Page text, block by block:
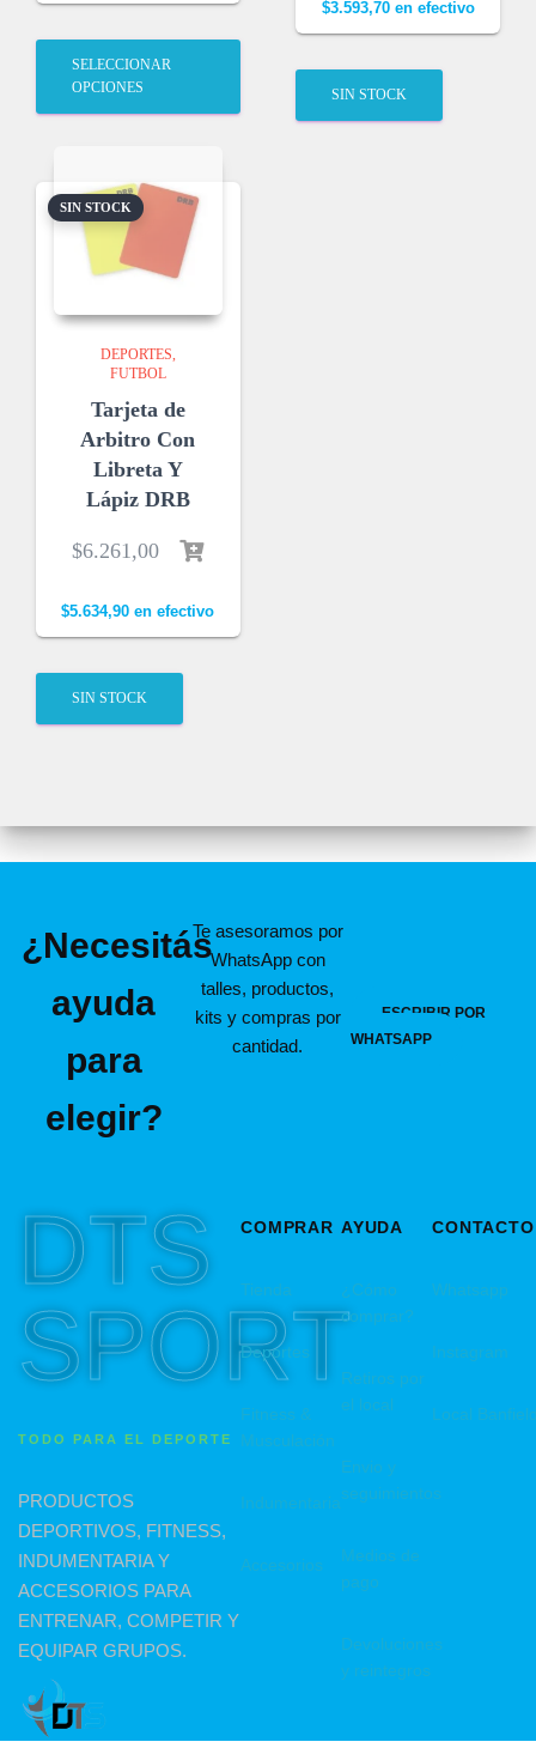
SELECCIONAR
OPCIONES
$3.593,70en efectivo
SIN STOCK
SIN STOCK
DEPORTES
FUTBOL
Tarjeta de
Arbitro Con
Libreta Y
Lápiz DRB
$6.261,00
$5.634,90 en efectivo
SIN STOCK
¿Necesitás
ayuda
para
elegir?
Te asesoramos por
WhatsApp con
talles, productos,
kits y compras por
cantidad.
ESCRIBIR POR
WHATSAPP
DTS
SPORT
TODO PARA EL DEPORTE
PRODUCTOS
DEPORTIVOS, FITNESS,
INDUMENTARIA Y
ACCESORIOS PARA
ENTRENAR, COMPETIR Y
EQUIPAR GRUPOS.
COMPRAR
Tienda
Deportes
Fitness &
Musculación
Indumentaria
Accesorios
AYUDA
¿Cómo
comprar?
Retiros por
el local
Envio y
seguimientos
Medios de
pago
Devoluciones
y reintegros
CONTACTO
Whatsapp
Instagram
Local